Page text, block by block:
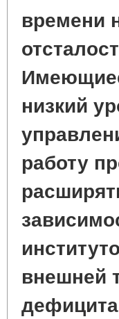
времени
низкий
работу
внешней